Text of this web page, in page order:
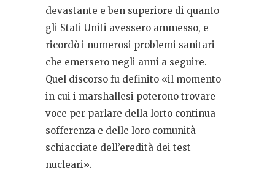
devastante e ben superiore di quanto
gli Stati Uniti avessero ammesso, e
ricordò i numerosi problemi sanitari
che emersero negli anni a seguire.
Quel discorso fu definito «il momento
in cui i marshallesi poterono trovare
voce per parlare della lorto continua
sofferenza e delle loro comunità
schiacciate dell’eredità dei test
nucleari».